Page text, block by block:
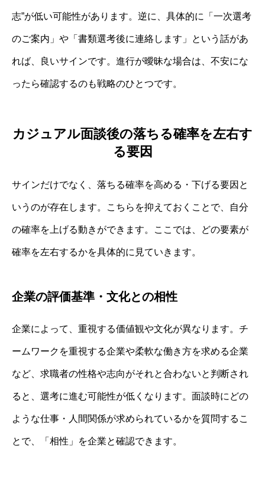
志”が低い可能性があります。逆に、具体的に「一次選考
のご案内」や「書類選考後に連絡します」という話があ
れば、良いサインです。進行が曖昧な場合は、不安にな
ったら確認するのも戦略のひとつです。
カジュアル面談後の落ちる確率を左右す
る要因
サインだけでなく、落ちる確率を高める・下げる要因と
いうのが存在します。こちらを抑えておくことで、自分
の確率を上げる動きができます。ここでは、どの要素が
確率を左右するかを具体的に見ていきます。
企業の評価基準・文化との相性
企業によって、重視する価値観や文化が異なります。チ
ームワークを重視する企業や柔軟な働き方を求める企業
など、求職者の性格や志向がそれと合わないと判断され
ると、選考に進む可能性が低くなります。面談時にどの
ような仕事・人間関係が求められているかを質問するこ
とで、「相性」を企業と確認できます。